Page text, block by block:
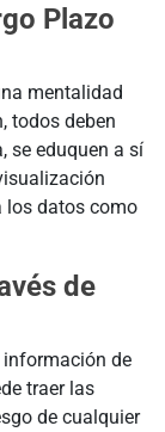
Plazo
mentalidad
todos deben
se eduquen a sí
los datos como
de
información de
traer las
de cualquier